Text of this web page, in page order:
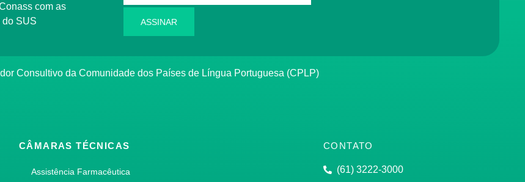
do SUS
ASSINAR
Consultivo da Comunidade dos Países de Língua Portuguesa (CPLP)
CÂMARAS TÉCNICAS
Assistência Farmacêutica
CONTATO
(61) 3222-3000